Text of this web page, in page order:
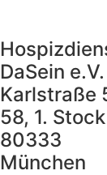
DaSein e.V.
Karlstraße
58, 1. Stock
80333
München